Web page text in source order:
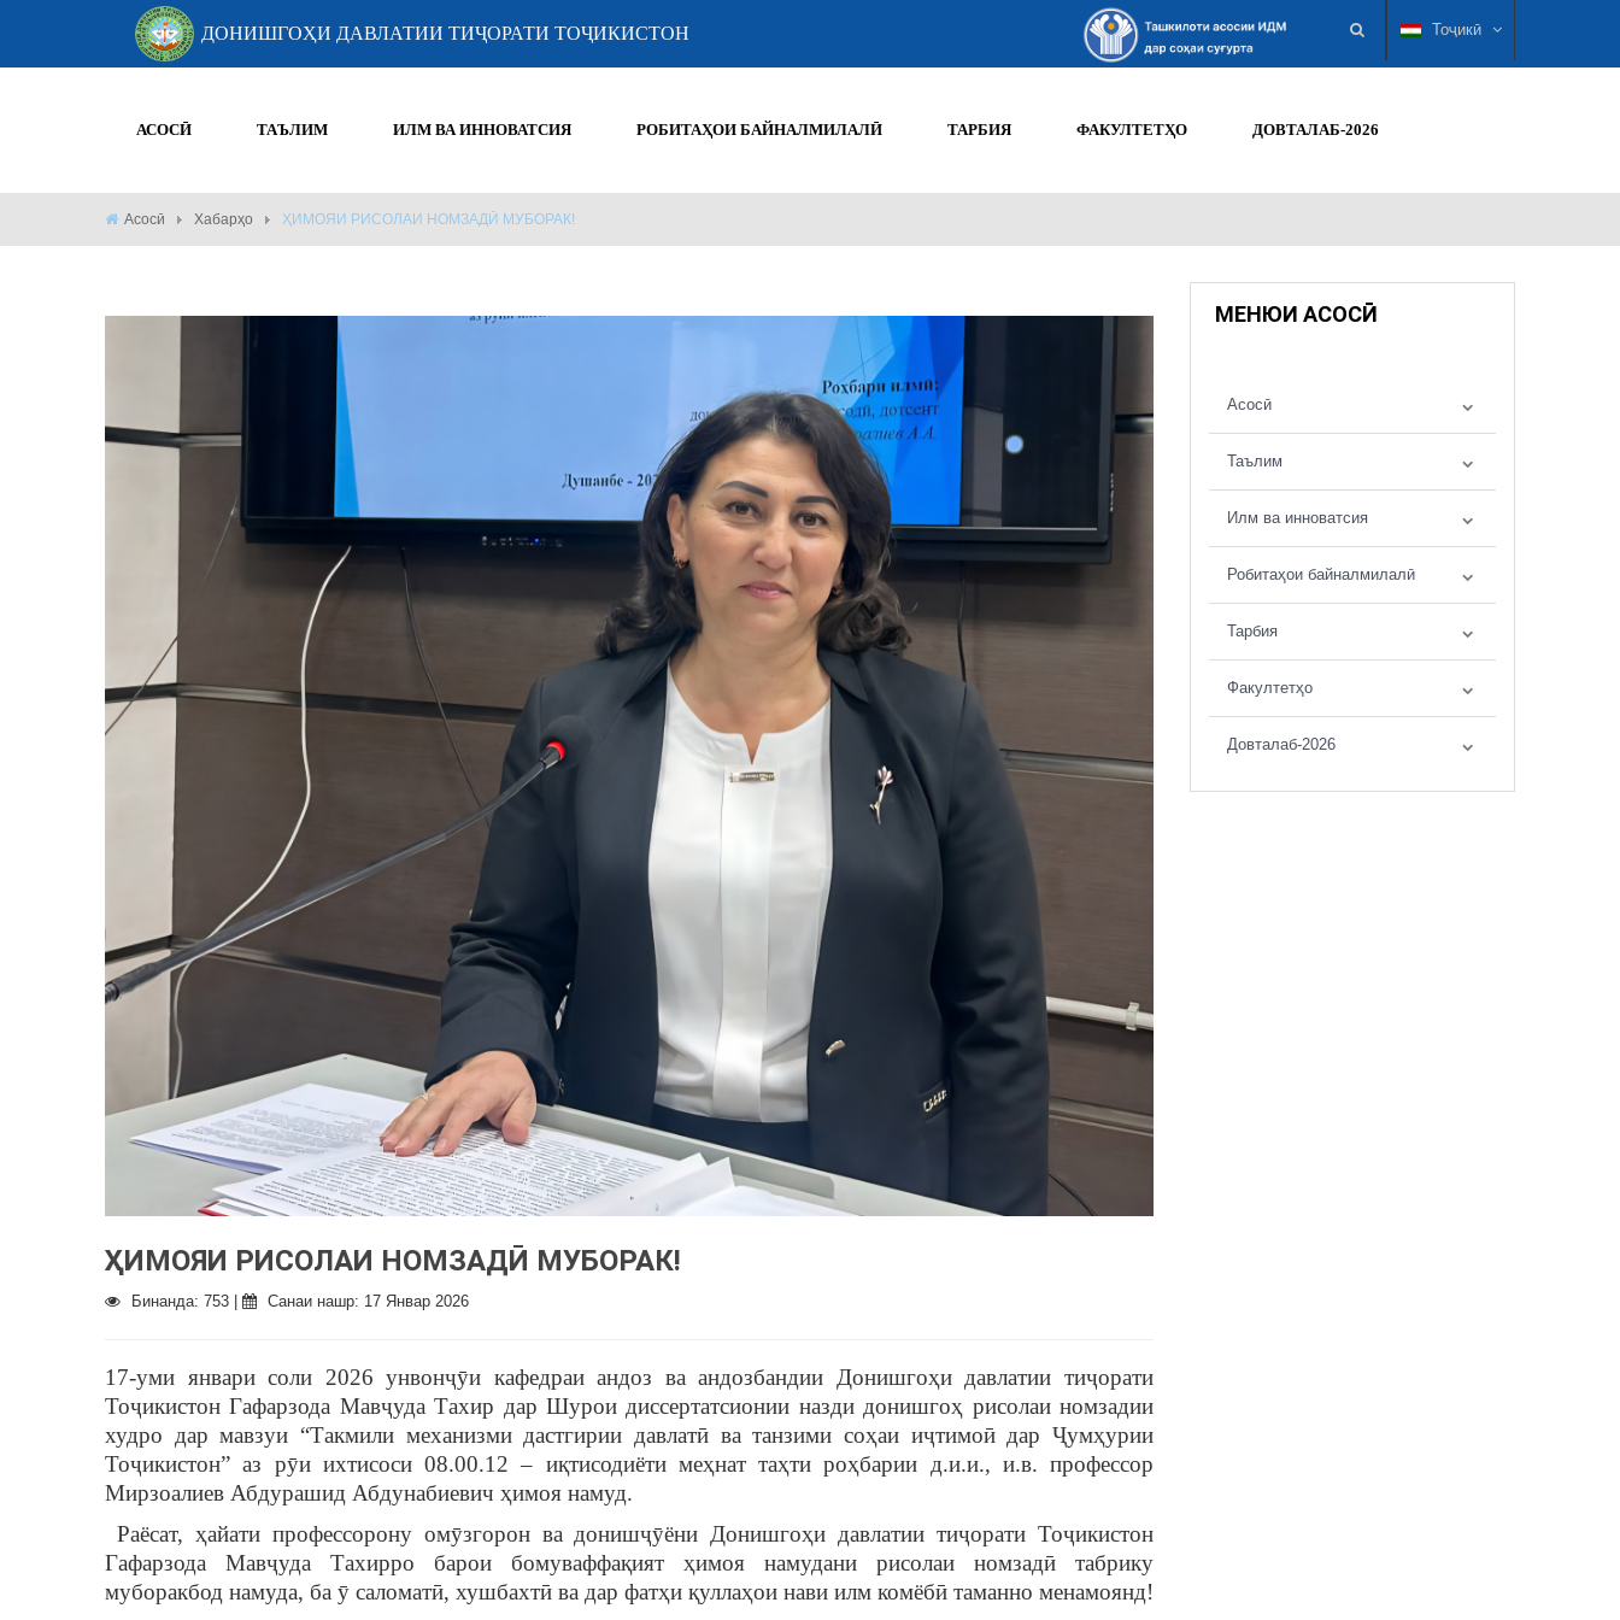
ДОНИШГОҲИ ДАВЛАТИИ ТИҶОРАТИ ТОҶИКИСТОН Тоҷикӣ
АСОСӢ ТАЪЛИМ ИЛМ ВА ИННОВАТСИЯ РОБИТАҲОИ БАЙНАЛМИЛАЛӢ ТАРБИЯ ФАКУЛТЕТҲО ДОВТАЛАБ-2026
Асосӣ Хабарҳо ҲИМОЯИ РИСОЛАИ НОМЗАДӢ МУБОРАК!
ҲИМОЯИ РИСОЛАИ НОМЗАДӢ МУБОРАК!
Бинанда: 753 | Санаи нашр: 17 Январ 2026
17-уми январи соли 2026 унвонҷӯи кафедраи андоз ва андозбандии Донишгоҳи давлатии тиҷорати
Тоҷикистон Гафарзода Мавҷуда Тахир дар Шурои диссертатсионии назди донишгоҳ рисолаи номзадии
худро дар мавзуи “Такмили механизми дастгирии давлатӣ ва танзими соҳаи иҷтимоӣ дар Ҷумҳурии
Тоҷикистон” аз рӯи ихтисоси 08.00.12 – иқтисодиёти меҳнат таҳти роҳбарии д.и.и., и.в. профессор
Мирзоалиев Абдурашид Абдунабиевич ҳимоя намуд.
Раёсат, ҳайати профессорону омӯзгорон ва донишҷӯёни Донишгоҳи давлатии тиҷорати Тоҷикистон
Гафарзода Мавҷуда Тахирро барои бомуваффақият ҳимоя намудани рисолаи номзадӣ табрику
муборакбод намуда, ба ӯ саломатӣ, хушбахтӣ ва дар фатҳи қуллаҳои нави илм комёбӣ таманно менамоянд!
МЕНЮИ АСОСӢ
Асосӣ
Таълим
Илм ва инноватсия
Робитаҳои байналмилалӣ
Тарбия
Факултетҳо
Довталаб-2026